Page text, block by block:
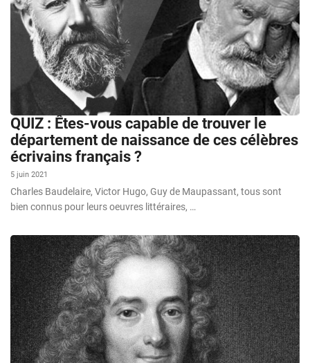
QUIZ : Êtes-vous capable de trouver le
département de naissance de ces célèbres
écrivains français ?
5 juin 2021
Charles Baudelaire, Victor Hugo, Guy de Maupassant, tous sont
bien connus pour leurs oeuvres littéraires, …